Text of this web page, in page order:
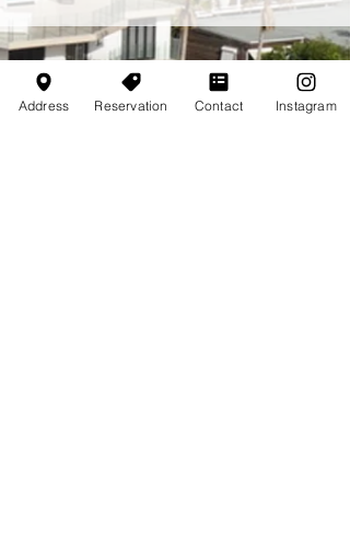
Address Reservation Contact Instagram